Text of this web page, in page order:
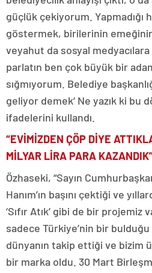
güçlük çekiyorum. Yapmadığı
göstermek, birilerinin
veyahut da sosyal
parlatın ben çok büyük bir
sığmıyorum. Belediye
geliyor demek’ Ne yazık ki bu
ifadelerini kullandı.
“EVİMİZDEN ÇÖP DİYE
MİLYAR LİRA PARA
Özhaseki, “Sayın
Hanım’ın başını çektiği ve
‘Sıfır Atık’ gibi de bir projemiz
sadece Türkiye’nin bir
dünyanın takip ettiği ve bizim
bir marka oldu. 30 Mart